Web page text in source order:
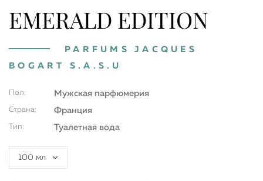
EMERALD EDITION
PARFUMS JACQUES
BOGART S.A.S.U
Пол: Мужская парфюмерия
Страна: Франция
Тип: Туалетная вода
100 мл